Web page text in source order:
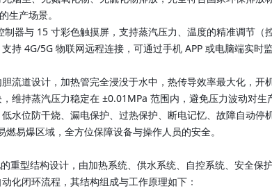
生产场景。
制器与 15 寸彩色触摸屏，支持蒸汽压力、温度的精准调节
持 4G/5G 物联网远程连接，可通过手机 APP 或电脑端实时
胆流道设计，加热管完全浸没于水中，热传导效率最大化，
维持蒸汽压力稳定在 ±0.01MPa 范围内，避免压力波动对生
低水位防干烧、漏电保护、过热保护、断电记忆、故障自动停
易爆区域，全方位保障设备与操作人员的安全。
重型结构设计，由加热系统、供水系统、自控系统、安全保
化闭环流程，其结构组成与工作原理如下：